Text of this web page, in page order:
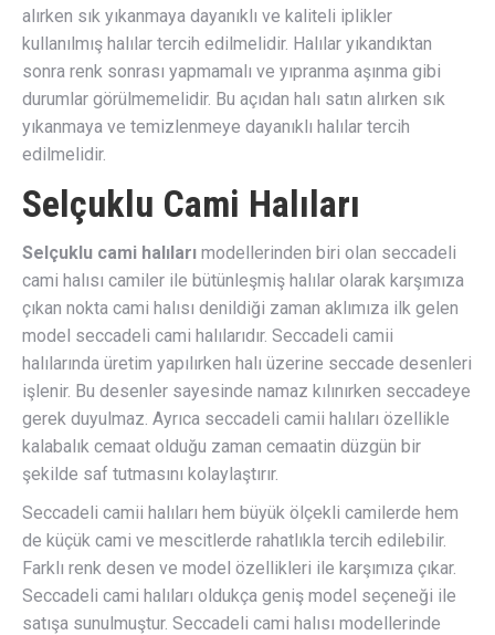
alırken sık yıkanmaya dayanıklı ve kaliteli iplikler
kullanılmış halılar tercih edilmelidir. Halılar yıkandıktan
sonra renk sonrası yapmamalı ve yıpranma aşınma gibi
durumlar görülmemelidir. Bu açıdan halı satın alırken sık
yıkanmaya ve temizlenmeye dayanıklı halılar tercih
edilmelidir.
Selçuklu Cami Halıları
Selçuklu cami halıları modellerinden biri olan seccadeli
cami halısı camiler ile bütünleşmiş halılar olarak karşımıza
çıkan nokta cami halısı denildiği zaman aklımıza ilk gelen
model seccadeli cami halılarıdır. Seccadeli camii
halılarında üretim yapılırken halı üzerine seccade desenleri
işlenir. Bu desenler sayesinde namaz kılınırken seccadeye
gerek duyulmaz. Ayrıca seccadeli camii halıları özellikle
kalabalık cemaat olduğu zaman cemaatin düzgün bir
şekilde saf tutmasını kolaylaştırır.
Seccadeli camii halıları hem büyük ölçekli camilerde hem
de küçük cami ve mescitlerde rahatlıkla tercih edilebilir.
Farklı renk desen ve model özellikleri ile karşımıza çıkar.
Seccadeli cami halıları oldukça geniş model seçeneği ile
satışa sunulmuştur. Seccadeli cami halısı modellerinde